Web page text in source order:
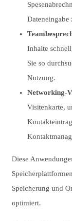
Dateneingabe
Inhalte
Sie so
Nutzung.
Networking-
Visitenkarte,
Diese
Speicherung und
optimiert.